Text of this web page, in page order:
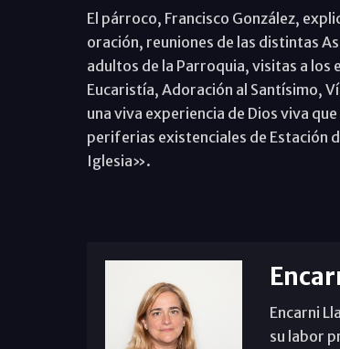
El párroco, Francisco González,
oración, reuniones de las distintas
adultos de la Parroquia, visitas a los
Eucaristía, Adoración al Santísimo,
una viva experiencia de Dios viva
periferias existenciales de Estación
Iglesia».
Encarni
su labor